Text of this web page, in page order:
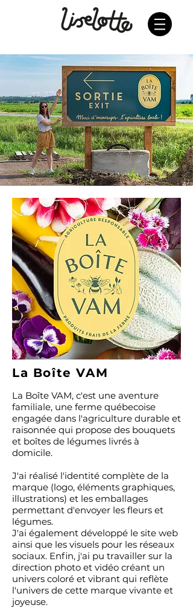
La Boîte VAM
La Boîte VAM, c'est une aventure
familiale, une ferme québecoise
engagée dans l'agriculture durable et
raisonnée qui propose des bouquets
et boîtes de légumes livrés à
domicile.
J'ai réalisé l'identité complète de la
marque (logo, éléments graphiques,
illustrations) et les emballages
permettant d'envoyer les fleurs et
légumes.
J'ai également développé le site web
ainsi que les visuels pour les réseaux
sociaux. Enfin, j'ai pu travailler sur la
direction photo et vidéo créant un
univers coloré et vibrant qui reflète
l'univers de cette marque vivante et
joyeuse.